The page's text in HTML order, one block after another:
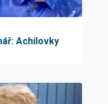
Achilovky